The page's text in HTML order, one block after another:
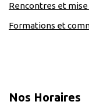
Rencontres et
Formations et
Nos Horaires